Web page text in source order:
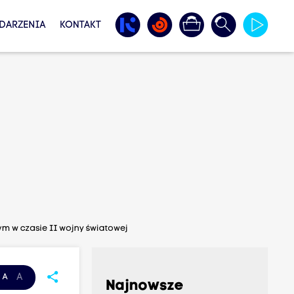
KONTAKT
w czasie II wojny światowej
A A share
Najnowsze